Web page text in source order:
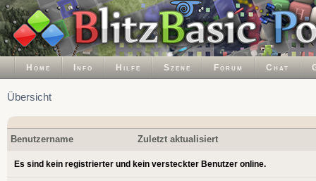
Home Info Hilfe Szene Forum Chat
Übersicht
Benutzername Zuletzt aktualisiert
Es sind kein registrierter und kein versteckter Benutzer online.